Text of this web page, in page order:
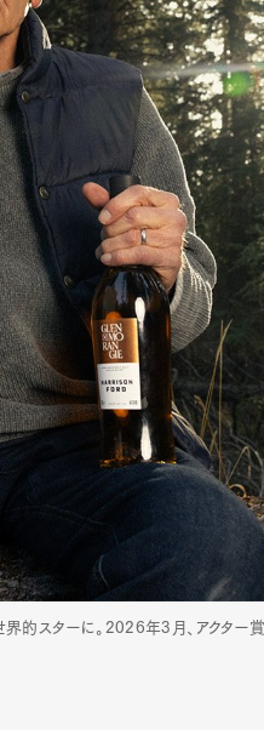
世界的スターに。2026年3月、アク